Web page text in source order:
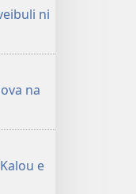
ni
na
e